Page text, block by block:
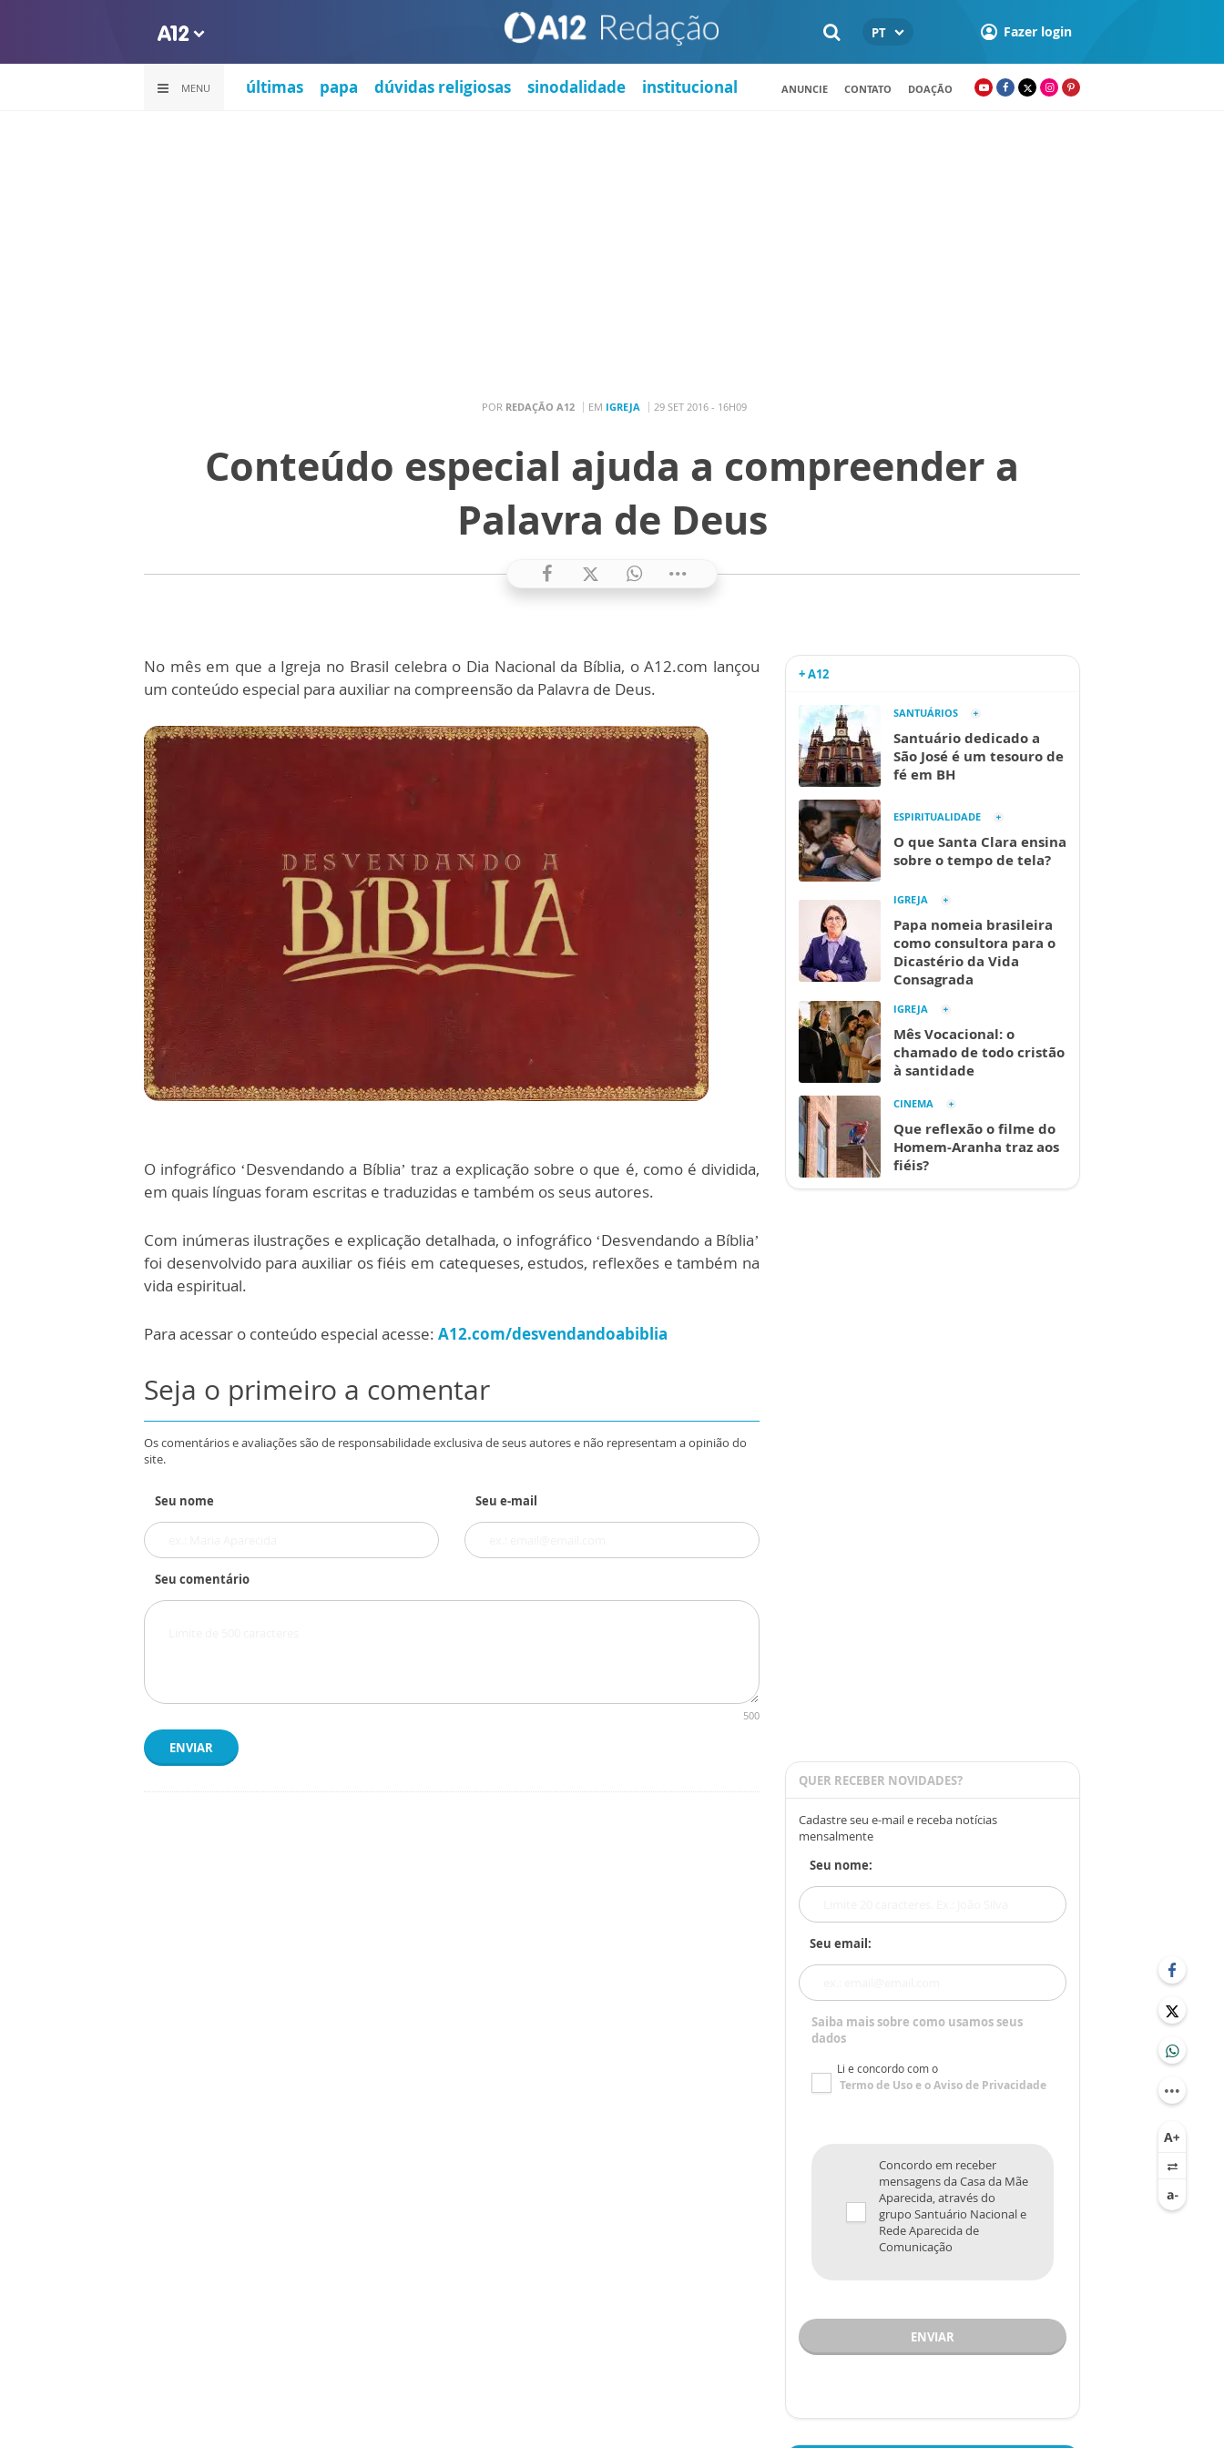
PT Fazer login
MENU últimas papa dúvidas religiosas sinodalidade institucional ANUNCIE CONTATO DOAÇÃO
POR REDAÇÃO A12 EM IGREJA 29 SET 2016 - 16H09
Conteúdo especial ajuda a compreender a
Palavra de Deus
No mês em que a Igreja no Brasil celebra o Dia Nacional da Bíblia, o A12.com lançou
um conteúdo especial para auxiliar na compreensão da Palavra de Deus.
O infográfico ‘Desvendando a Bíblia’ traz a explicação sobre o que é, como é dividida,
em quais línguas foram escritas e traduzidas e também os seus autores.
Com inúmeras ilustrações e explicação detalhada, o infográfico ‘Desvendando a Bíblia’
foi desenvolvido para auxiliar os fiéis em catequeses, estudos, reflexões e também na
vida espiritual.
Para acessar o conteúdo especial acesse: A12.com/desvendandoabiblia
Seja o primeiro a comentar
Os comentários e avaliações são de responsabilidade exclusiva de seus autores e não representam a opinião do
site.
Seu nome Seu e-mail
Seu comentário
500
ENVIAR
+ A12
SANTUÁRIOS
Santuário dedicado a
São José é um tesouro de
fé em BH
ESPIRITUALIDADE
O que Santa Clara ensina
sobre o tempo de tela?
IGREJA
Papa nomeia brasileira
como consultora para o
Dicastério da Vida
Consagrada
IGREJA
Mês Vocacional: o
chamado de todo cristão
à santidade
CINEMA
Que reflexão o filme do
Homem-Aranha traz aos
fiéis?
QUER RECEBER NOVIDADES?
Cadastre seu e-mail e receba notícias
mensalmente
Seu nome:
Seu email:
Saiba mais sobre como usamos seus
dados
Li e concordo com o
Termo de Usoe oAviso de Privacidade
Concordo em receber
mensagens da Casa da Mãe
Aparecida, através do
grupo Santuário Nacional e
Rede Aparecida de
Comunicação
ENVIAR